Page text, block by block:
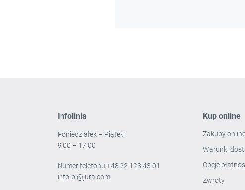
Infolinia
Poniedziałek – Piątek:
9.00 – 17.00
Numer telefonu+48 22 123 43 01
info-pl@jura.com
Kup online
Zakupy online
Warunki
Opcje
Zwroty